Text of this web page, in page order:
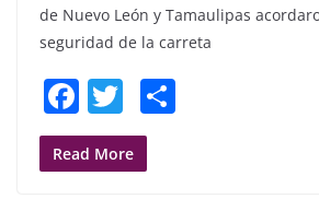
de Nuevo León y Tamaulipas
seguridad de la carreta
F
a
c
T
w
itt
Read More